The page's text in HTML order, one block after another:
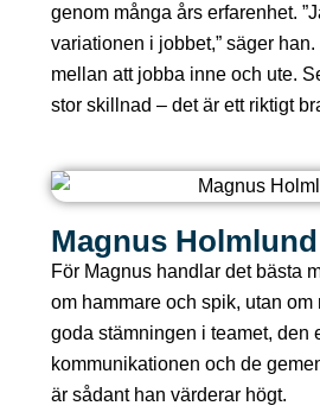
genom många års erfarenhet.
variationen i jobbet,” säger han.
mellan att jobba inne och ute.
stor skillnad – det är ett riktigt
Magnus Holmlund
För Magnus handlar det bästa
om hammare och spik, utan
goda stämningen i teamet, den
kommunikationen och de
är sådant han värderar högt.